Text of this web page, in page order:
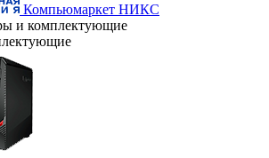
Компьюмаркет НИКС
и комплектующие